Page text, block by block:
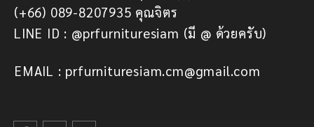
(+66) 089-8207935 คุณจิตร
LINE ID : @prfurnituresiam (มี @ ด้วยครับ)
EMAIL : prfurnituresiam.cm@gmail.com